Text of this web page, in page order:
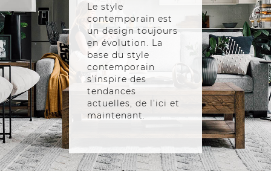
Le style
contemporain est
un design toujours
en évolution. La
base du style
contemporain
s’inspire des
tendances
actuelles, de l’ici et
maintenant.